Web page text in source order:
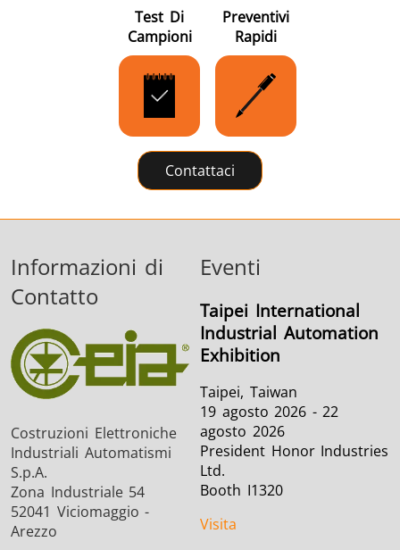
Test Di
Campioni
Preventivi
Rapidi
Contattaci
Informazioni di
Contatto
Costruzioni Elettroniche
Industriali Automatismi
S.p.A.
Zona Industriale 54
52041 Viciomaggio -
Arezzo
Eventi
Taipei International
Industrial Automation
Exhibition
Taipei, Taiwan
19 agosto 2026 - 22
agosto 2026
President Honor Industries
Ltd.
Booth I1320
Visita